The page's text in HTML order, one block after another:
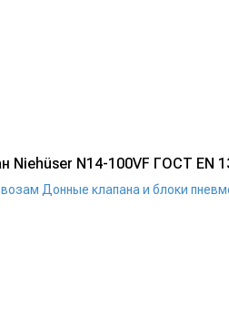
N14-100VF ГОСТ EN
Донные клапана и блоки